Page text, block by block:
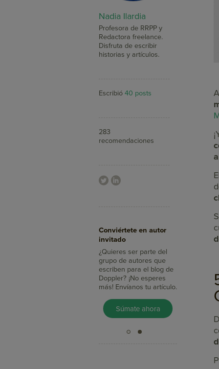
Nadia Ilardia
Profesora de RRPP y
Redactora freelance.
Disfruta de escribir
historias y artículos.
Escribió40 posts
283
recomendaciones
Conviértete en autor
invitado
¿Quieres ser parte del
grupo de autores que
escriben para el blog de
Doppler? ¡No esperes
más! Envíanos tu artículo.
Súmate ahora